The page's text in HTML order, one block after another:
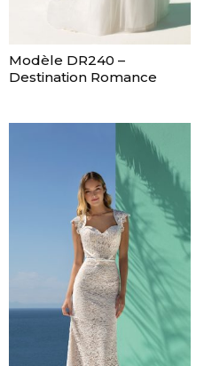
Modèle DR240 –
Destination Romance